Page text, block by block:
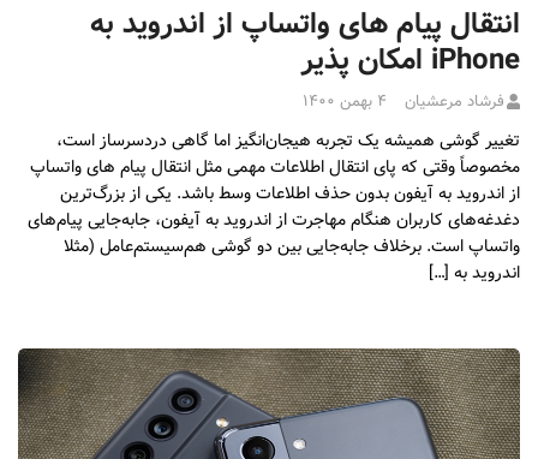
انتقال پیام‌ های واتساپ از اندروید به
iPhone امکان پذیر
فرشاد مرعشیان ۴ بهمن ۱۴۰۰
تغییر گوشی همیشه یک تجربه هیجان‌انگیز اما گاهی دردسرساز است،
مخصوصاً وقتی که پای انتقال اطلاعات مهمی مثل انتقال پیام‌ های واتساپ
از اندروید به آیفون بدون حذف اطلاعات وسط باشد. یکی از بزرگ‌ترین
دغدغه‌های کاربران هنگام مهاجرت از اندروید به آیفون، جابه‌جایی پیام‌های
واتساپ است. برخلاف جابه‌جایی بین دو گوشی هم‌سیستم‌عامل (مثلا
اندروید به […]